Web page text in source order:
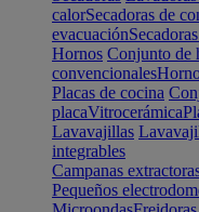
calorSecadoras de
evacuación
Hornos Conjunto de
convencionales
Placas de cocina
placaVitrocerámica
Lavavajillas
integrables
Campanas
Pequeños